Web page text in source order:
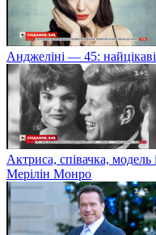
Анджеліні — 45:
Актриса, співачка, модель
Мерілін Монро